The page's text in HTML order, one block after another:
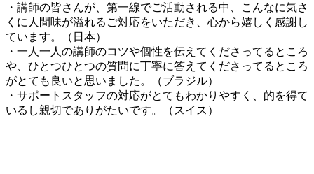
・講師の皆さんが、第一線でご活動される中、こんなに気さ
くに人間味が溢れるご対応をいただき、心から嬉しく感謝し
ています。（日本）
・一人一人の講師のコツや個性を伝えてくださってるところ
や、ひとつひとつの質問に丁寧に答えてくださってるところ
がとても良いと思いました。（ブラジル）
・サポートスタッフの対応がとてもわかりやすく、的を得て
いるし親切でありがたいです。（スイス）